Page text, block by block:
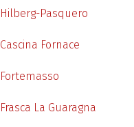
Hilberg-Pasquero
Cascina Fornace
Fortemasso
Frasca La Guaragna